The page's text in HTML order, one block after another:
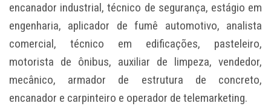
encanador industrial, técnico de segurança, estágio em
engenharia, aplicador de fumê automotivo, analista
comercial, técnico em edificações, pasteleiro,
motorista de ônibus, auxiliar de limpeza, vendedor,
mecânico, armador de estrutura de concreto,
encanador e carpinteiro e operador de telemarketing.